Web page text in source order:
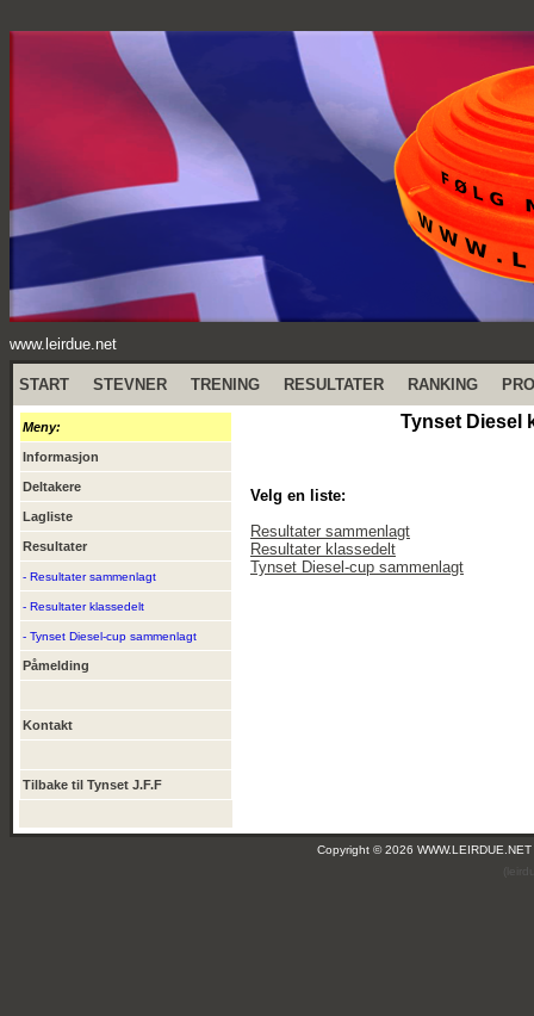
www.leirdue.net
START STEVNER TRENING RESULTATER RANKING
Meny:
Informasjon
Deltakere
Lagliste
Resultater
- Resultater sammenlagt
- Resultater klassedelt
- Tynset Diesel-cup sammenlagt
Påmelding
Kontakt
Tilbake til Tynset J.F.F
Tynset Diesel
Velg en liste:
Resultater sammenlagt
Resultater klassedelt
Tynset Diesel-cup sammenlagt
Copyright © 2026